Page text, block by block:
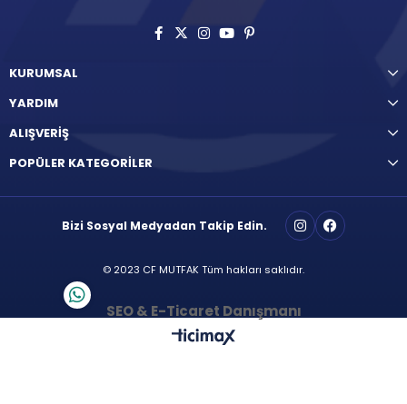
KURUMSAL
YARDIM
ALIŞVERİŞ
POPÜLER KATEGORİLER
Bizi Sosyal Medyadan Takip Edin.
© 2023 CF MUTFAK Tüm hakları saklıdır.
SEO & E-Ticaret Danışmanı